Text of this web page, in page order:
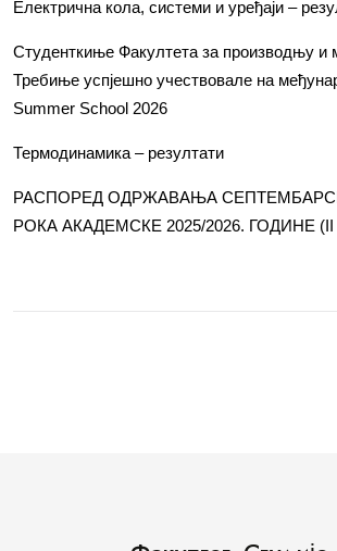
Електрична кола, системи и уређаји –
Студенткиње Факултета за производњу и
Требиње успјешно учествовале на
Summer School 2026
Термодинамика – резултати
РАСПОРЕД ОДРЖАВАЊА
РОКА АКАДЕМСКЕ 2025/2026. ГОДИНЕ (II